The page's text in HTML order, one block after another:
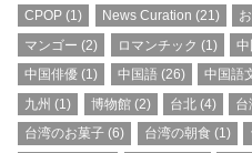
CPOP (1) News Curation (21)
マンゴー (2) ロマンチック (1) 中
中国俳優 (1) 中国語 (26) 中国語
九州 (1) 博物館(2) 台北(4) 台
台湾のお菓子 (6) 台湾の朝食 (1)